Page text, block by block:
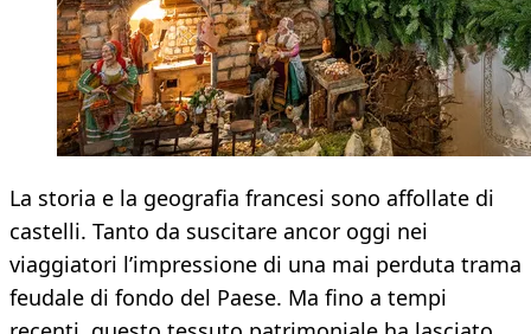
La storia e la geografia francesi sono affollate di
castelli. Tanto da suscitare ancor oggi nei
viaggiatori l’impressione di una mai perduta trama
feudale di fondo del Paese. Ma fino a tempi